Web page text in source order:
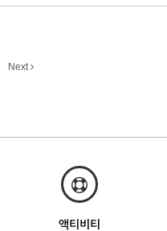
Next
액티비티